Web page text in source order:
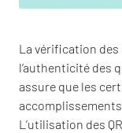
La vérification
l’authenticité des
assure que les
L’utilisation des